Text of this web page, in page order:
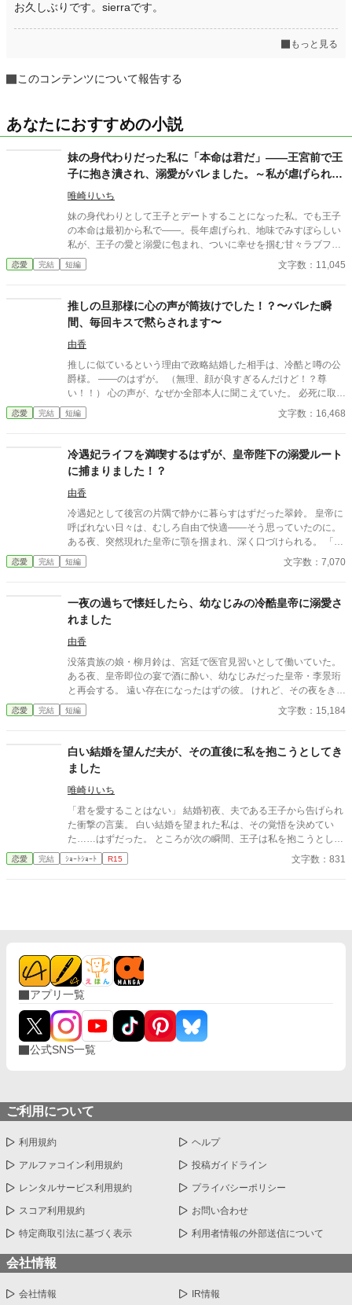
お久しぶりです。sierraです。
もっと見る
このコンテンツについて報告する
あなたにおすすめの小説
妹の身代わりだった私に「本命は君だ」――王宮前で王
子に抱き潰され、溺愛がバレました。～私が虐げられる
きっかけになった少年が、私と王子を結び付
唯崎りいち
妹の身代わりとして王子とデートすることになった私。でも王子
の本命は最初から私で――。長年虐げられ、地味でみすぼらしい
私が、王子の愛と溺愛に包まれ、ついに幸せを掴む甘々ラブファ
ンタジー。妹や家族との誤解、影武者の存在も絡み、ハラハラと
胸キュンが止まらない物語。
恋愛 完結 短編 文字数：11,045
推しの旦那様に心の声が筒抜けでした！？〜バレた瞬
間、毎回キスで黙らされます〜
由香
推しに似ているという理由で政略結婚した相手は、冷酷と噂の公
爵様。 ――のはずが。 （無理、顔が良すぎるんだけど！？尊
い！！） 心の声が、なぜか全部本人に聞こえていた。 必死に取り
繕うも時すでに遅し。 暴走する脳内実況を止めるたび、旦那様は
なぜか――キスしてくる。 「黙らせるのにちょうどいい」 いや全
声だだ漏れ令嬢 甘くて騒がしい新婚生活、開幕。
恋愛 完結 短編 文字数：16,468
冷遇妃ライフを満喫するはずが、皇帝陛下の溺愛ルート
に捕まりました！？
由香
冷遇妃として後宮の片隅で静かに暮らすはずだった翠鈴。 皇帝に
呼ばれない日々は、むしろ自由で快適——そう思っていたのに。
ある夜、突然現れた皇帝に顎を掴まれ、深く口づけられる。 「誰
が、お前を愛していないと言った」 守るための“冷遇”だったと明
かされ、逃げ道を塞がれ、甘く囲われ、何度も唇を奪われて
と捕獲されてしまう甘く濃密な溺愛物語。
恋愛 完結 短編 文字数：7,070
一夜の過ちで懐妊したら、幼なじみの冷酷皇帝に溺愛さ
れました
由香
没落貴族の娘・柳月鈴は、宮廷で医官見習いとして働いていた。
ある夜、皇帝即位の宴で酒に酔い、幼なじみだった皇帝・李景珩
と再会する。 遠い存在になったはずの彼。 けれど、その夜をきっ
かけに月鈴の運命は大きく動き出す。 冷酷と恐れられる皇帝が、
なぜか彼女だけには甘すぎて――。
恋愛 完結 短編 文字数：15,184
白い結婚を望んだ夫が、その直後に私を抱こうとしてき
ました
唯崎りいち
「君を愛することはない」 結婚初夜、夫である王子から告げられ
た衝撃の言葉。 白い結婚を望まれた私は、その覚悟を決めてい
た……はずだった。 ところが次の瞬間、王子は私を抱こうとして
くる。 「待ってください！ あなた、私を愛さないと言いました
よね？」 愛するつもりはないのに、なぜ身体の関係だけ求めるの
恋愛 完結 ｼｮｰﾄｼｮｰﾄ R15 文字数：831
アプリ一覧
公式SNS一覧
ご利用について
利用規約 ヘルプ
アルファコイン利用規約 投稿ガイドライン
レンタルサービス利用規約 プライバシーポリシー
スコア利用規約 お問い合わせ
特定商取引法に基づく表示 利用者情報の外部送信について
会社情報
会社情報 IR情報